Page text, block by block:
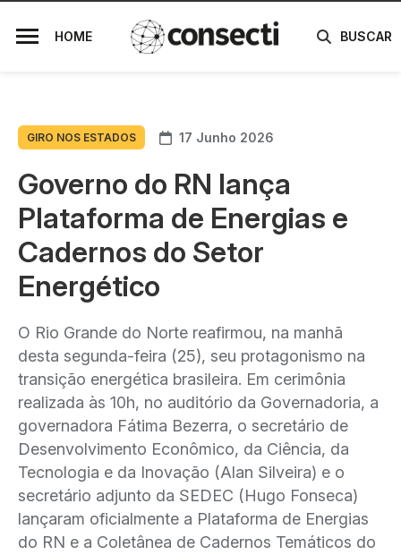
HOME BUSCAR
GIRO NOS ESTADOS 17 Junho 2026
Governo do RN lança
Plataforma de Energias e
Cadernos do Setor
Energético
O Rio Grande do Norte reafirmou, na manhã
desta segunda-feira (25), seu protagonismo na
transição energética brasileira. Em cerimônia
realizada às 10h, no auditório da Governadoria, a
governadora Fátima Bezerra, o secretário de
Desenvolvimento Econômico, da Ciência, da
Tecnologia e da Inovação (Alan Silveira) e o
secretário adjunto da SEDEC (Hugo Fonseca)
lançaram oficialmente a Plataforma de Energias
do RN e a Coletânea de Cadernos Temáticos do